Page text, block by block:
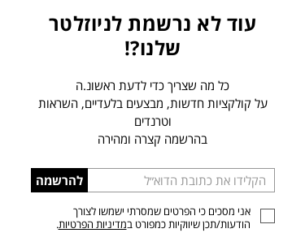
עוד לא נרשמת לניוזלטר
שלנו?!
כל מה שצריך כדי לדעת ראשונ.ה
על קולקציות חדשות, מבצעים בלעדיים, השראות
וטרנדים
בהרשמה קצרה ומהירה
הכניסו
כתובת
דוא”ל
להרשמה
אני מסכים כי הפרטים שמסרתי ישמשו לצורך
הודעות/תכן שיווקיות כמפורט במדיניות הפרטיות.